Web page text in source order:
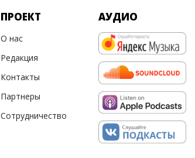
ПРОЕКТ
О нас
Редакция
Контакты
Партнеры
Сотрудничество
АУДИО